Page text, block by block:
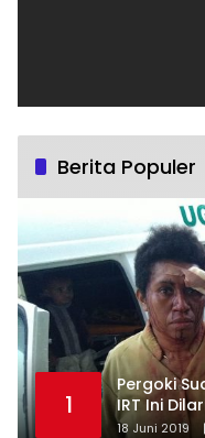
Berita Populer
1
Pergoki
IRT Ini
18 Juni 2019